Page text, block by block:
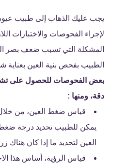
يجب عليك الذهاب إلى طبيب
لإجراء الفحوصات والاختبارات
المشكلة التي تسبب ضعف بصر
الطبيب بفحص بنية العين بعناية
بعض الفحوصات للحصول على
دقة، ومنها :
قياس ضغط العين، من
يمكن للطبيب تحديد درجة
العين لتحديد ما إذا كان هناك
قياس الرؤية، أساس هذا